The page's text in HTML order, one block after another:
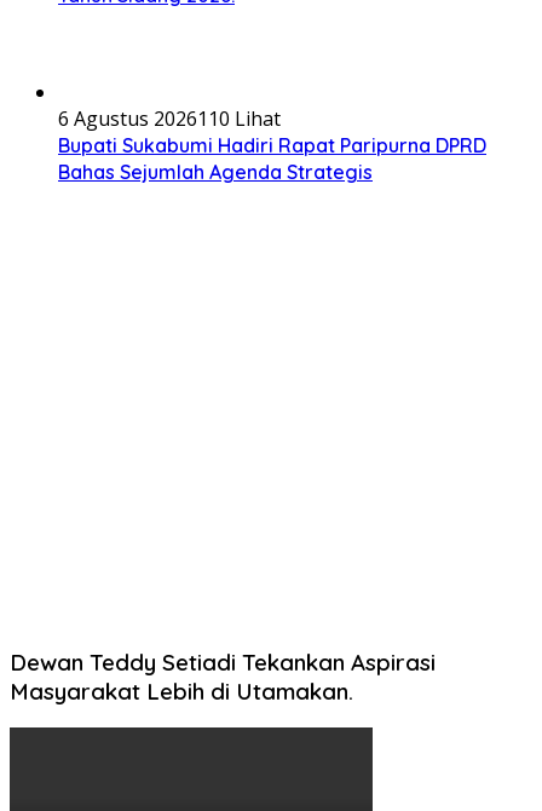
6 Agustus 2026110 Lihat
Bupati Sukabumi Hadiri Rapat Paripurna DPRD
Bahas Sejumlah Agenda Strategis
Dewan Teddy Setiadi Tekankan Aspirasi
Masyarakat Lebih di Utamakan.